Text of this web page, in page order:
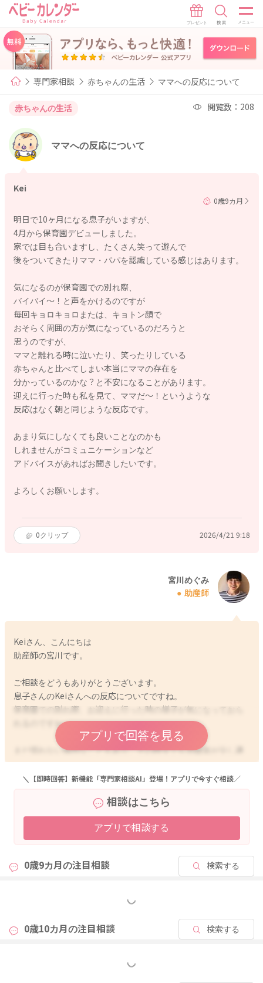
専門家相談 赤ちゃんの生活 ママへの反応について
赤ちゃんの生活 閲覧数：208
ママへの反応について
Kei
0歳9カ月
明日で10ヶ月になる息子がいますが、
4月から保育園デビューしました。
家では目も合いますし、たくさん笑って遊んで
後をついてきたりママ・パパを認識している感じはあります。
気になるのが保育園での別れ際、
バイバイ〜！と声をかけるのですが
毎回キョロキョロまたは、キョトン顔で
おそらく周囲の方が気になっているのだろうと
思うのですが、
ママと離れる時に泣いたり、笑ったりしている
赤ちゃんと比べてしまい本当にママの存在を
分かっているのかな？と不安になることがあります。
迎えに行った時も私を見て、ママだ〜！というような
反応はなく朝と同じような反応です。
あまり気にしなくても良いことなのかも
しれませんがコミュニケーションなど
アドバイスがあればお聞きしたいです。
よろしくお願いします。
0クリップ 2026/4/21 9:18
宮川めぐみ
助産師
Keiさん、こんにちは
助産師の宮川です。
ご相談をどうもありがとうございます。
息子さんのKeiさんへの反応についてですね。
保育園での別れ際、お迎えに行った時の様子が気になっておら
れるのですね。
まだ慣れない場所なこともあり、その時々でも雰囲気が少し違
っていることもあると思います。
周りの様子が気になっていることが大きくて、そちらに気がど
もう少し園での生活に慣れてくると、また息子さんの反応も変
わってくるようになるのではないかなと思いますよ。
そして息子さんもだんだんちゃんとKeiさんがお迎えに来てくれ
ることをわかってきていることもあるのかもしれませんね。
いることも考えられると思います。
た。
アプリで回答を見る
＼【即時回答】新機能「専門家相談AI」登場！アプリで今すぐ相談／
相談はこちら
アプリで相談する
0歳9カ月の注目相談 検索する
もっと見る
0歳10カ月の注目相談 検索する
もっと見る